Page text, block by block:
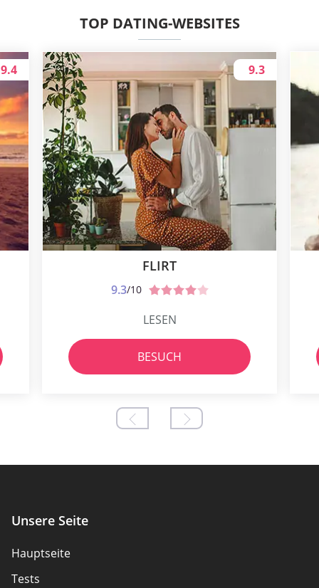
TOP DATING-WEBSITES
9.4
FLIRT
9.3/10
9.3
LESEN
BESUCH
Unsere Seite
Hauptseite
Tests